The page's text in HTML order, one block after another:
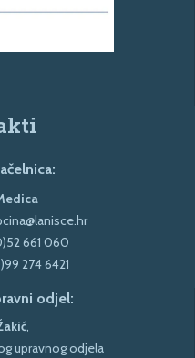
661 060
274 6421
odjel:
,
upravnog odjela